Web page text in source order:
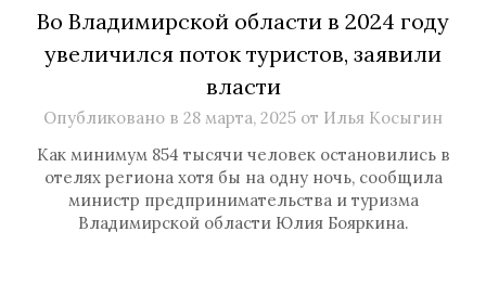
Во Владимирской области в 2024 году
увеличился поток туристов, заявили
власти
Опубликовано в 28 марта, 2025 от Илья Косыгин
Как минимум 854 тысячи человек остановились в
отелях региона хотя бы на одну ночь, сообщила
министр предпринимательства и туризма
Владимирской области Юлия Бояркина.